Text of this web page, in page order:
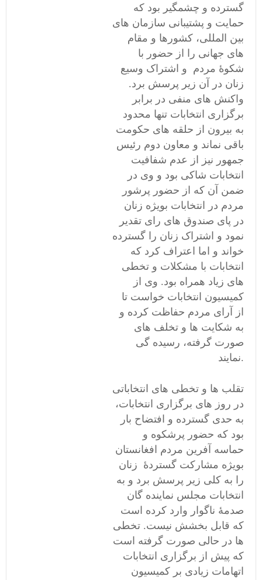
گسترده و چشمگیر بود که
حمایت و پشتیبانی سازمان های
بین المللی، کشورها و مقام
های جهانی را از حضور با
شکوۀ مردم و اشتراک وسیع
زنان در آن زیر پرسش برد.
واکنش های منفی در برابر
برگزاری انتخابات تنها محدود
به بیرون از حلقه های حکومت
باقی نماند و معاون دوم رئیس
جمهور نیز از عدم شفافیت
انتخابات شاکی بود و وی در
ضمن آن که از حضور پرشور
مردم در انتخابات بویژه زنان
در پای صندوق های رای تقدیر
نمود و اشتراک زنان را گسترده
خواند و اما اعتراف کرد که
انتخابات با مشکلات و تخطی
های زیاد همراه بود. وی از
کمیسیون انتخابات خواست تا
از آرای مردم حفاظت کرده و
به شکایت ها و تخلف های
صورت گرفته، رسیده گی
نمایند.
تقلب ها و تخطی های انتخاباتی
در روز های برگزاری انتخابات،
به حدی گسترده و افتضاح بار
بود که حضور پرشکوه و
حماسه آفرین مردم افغانستان
بویژه مشارکت گستردۀ زنان
را به کلی زیر پرسش برد و به
انتخابات مجلس نماینده گان
صدمۀ ناگوار وارد کرده است
که قابل بخشش نیست. تخطی
ها در حالی صورت گرفته است
که پیش از برگزاری انتخابات
اتهامات زیادی بر کمیسیون